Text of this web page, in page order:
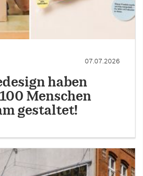
07.07.2026
haben
Menschen
gestaltet!